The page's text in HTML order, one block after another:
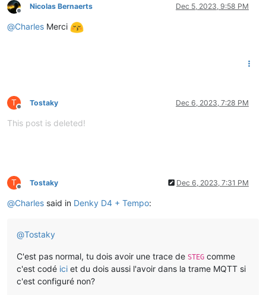
Offline
Nicolas Bernaerts Dec 5, 2023, 9:58 PM
@Charles Merci
T
Offline
Tostaky Dec 6, 2023, 7:28 PM
This post is deleted!
T
Offline
Tostaky Dec 6, 2023, 7:31 PM
@Charles said in Denky D4 + Tempo:
@Tostaky
C'est pas normal, tu dois avoir une trace de STEG comme
c'est codé ici et du dois aussi l'avoir dans la trame MQTT si
c'est configuré non?